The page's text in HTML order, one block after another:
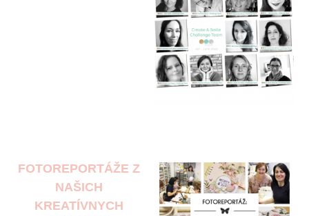
FOTOREPORTÁŽE Z
NAŠICH
KREATÍVNYCH